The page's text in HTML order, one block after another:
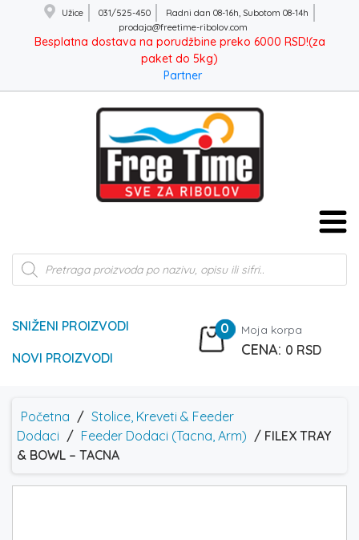
Užice 031/525-450
Radni dan 08-16h, Subotom 08-14h
prodaja@freetime-ribolov.com
Besplatna dostava na porudžbine preko 6000 RSD!(za
paket do 5kg)
Partner
Products
search
SNIŽENI PROIZVODI
NOVI PROIZVODI
0 Moja korpa
0 RSD
Početna / Stolice, Kreveti & Feeder
Dodaci / Feeder Dodaci (Tacna, Arm) / FILEX TRAY
& BOWL – TACNA